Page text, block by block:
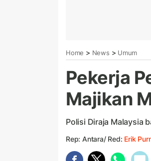
Home > News > Umum
Pekerja
Majikan
Polisi Diraja Malaysia
Rep: Antara/ Red: Erik